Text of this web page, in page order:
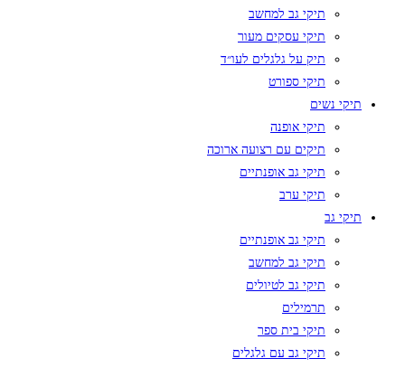
תיקי גב למחשב
תיקי עסקים מעור
תיק על גלגלים לעו״ד
תיקי ספורט
תיקי נשים
תיקי אופנה
תיקים עם רצועה ארוכה
תיקי גב אופנתיים
תיקי ערב
תיקי גב
תיקי גב אופנתיים
תיקי גב למחשב
תיקי גב לטיולים
תרמילים
תיקי בית ספר
תיקי גב עם גלגלים